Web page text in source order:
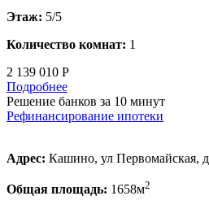
Этаж: 5/5
Количество комнат: 1
2 139 010 Р
Подробнее
Решение банков за 10 минут
Рефинансирование ипотеки
Адрес: Кашино, ул Первомайская,
Общая площадь: 1658м2